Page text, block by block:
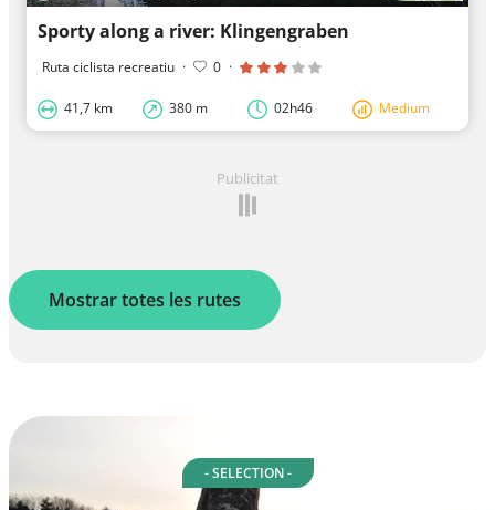
Sporty along a river: Klingengraben
Ruta ciclista recreatiu · 0 ·
41,7 km 380 m 02h46 Medium
Publicitat
Mostrar totes les rutes
- SELECTION -